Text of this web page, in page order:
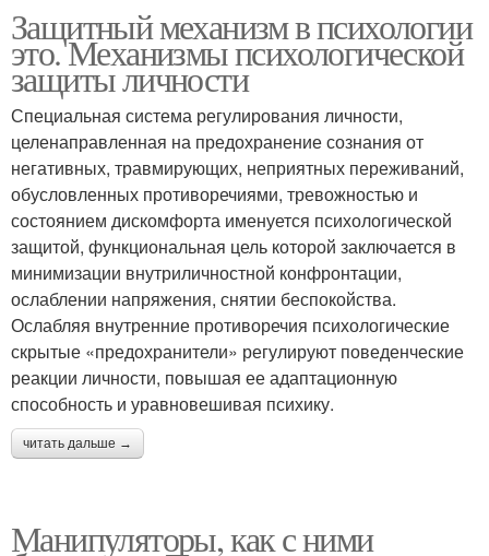
Защитный механизм в психологии
это. Механизмы психологической
защиты личности
Специальная система регулирования личности,
целенаправленная на предохранение сознания от
негативных, травмирующих, неприятных переживаний,
обусловленных противоречиями, тревожностью и
состоянием дискомфорта именуется психологической
защитой, функциональная цель которой заключается в
минимизации внутриличностной конфронтации,
ослаблении напряжения, снятии беспокойства.
Ослабляя внутренние противоречия психологические
скрытые «предохранители» регулируют поведенческие
реакции личности, повышая ее адаптационную
способность и уравновешивая психику.
читать дальше →
Манипуляторы, как с ними